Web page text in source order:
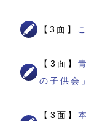
【3面】
【3面】
の子供会
【3面】